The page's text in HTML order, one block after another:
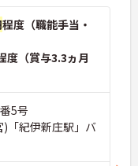
程度（職能手当・
度（賞与3.3ヵ月
5号
)「紀伊新庄駅」バ